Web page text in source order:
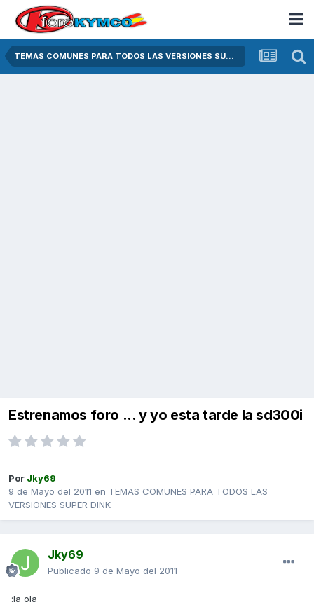
TEMAS COMUNES PARA TODOS LAS VERSIONES SUPER DINK
Estrenamos foro ... y yo esta tarde la sd300i
Por Jky69
9 de Mayo del 2011 en TEMAS COMUNES PARA TODOS LAS
VERSIONES SUPER DINK
Jky69
Publicado 9 de Mayo del 2011
:la ola